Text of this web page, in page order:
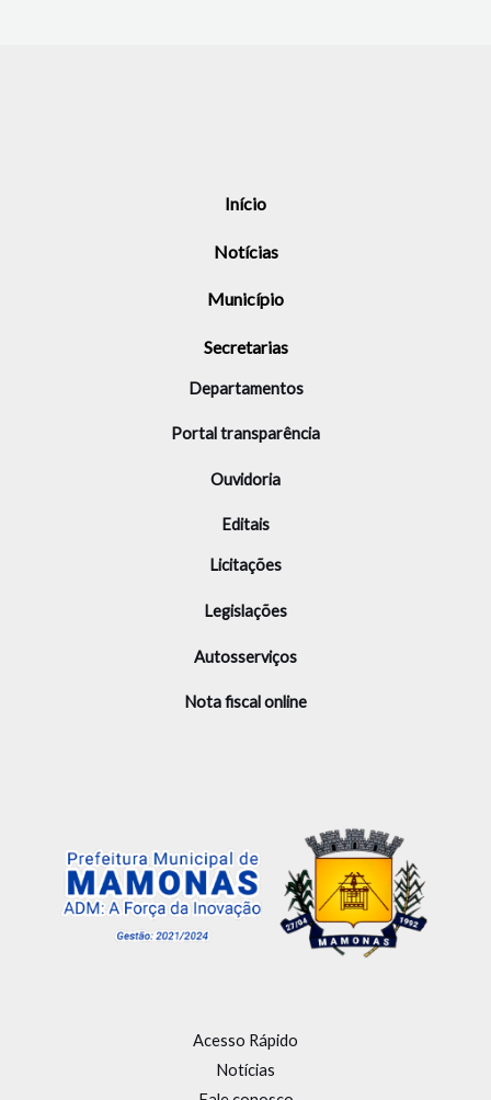
Início
Notícias
Município
Secretarias
Departamentos
Portal transparência
Ouvidoria
Editais
Licitações
Legislações
Autosserviços
Nota fiscal online
Acesso Rápido
Notícias